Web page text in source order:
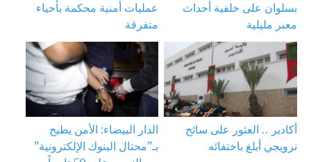
بسلوان على خلفية أحداث
معبر مليلية
عمليات أمنية محكمة بأحياء
متفرقة
أكادير .. العثور على سائح
نرويجي أبلغ باختفائه
الدار البيضاء: الأمن يطيح
بـ”محتال البنوك الإلكترونية”